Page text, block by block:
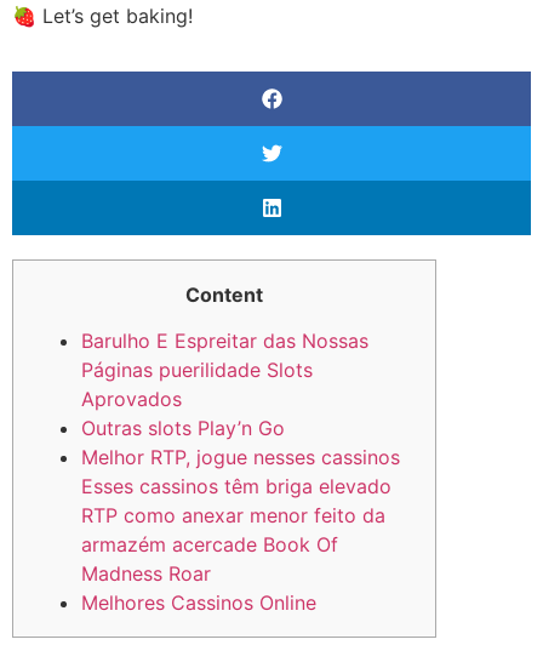
🍓 Let’s get baking!
Content
Barulho E Espreitar das Nossas
Páginas puerilidade Slots
Aprovados
Outras slots Play’n Go
Melhor RTP, jogue nesses cassinos
Esses cassinos têm briga elevado
RTP como anexar menor feito da
armazém acercade Book Of
Madness Roar
Melhores Cassinos Online